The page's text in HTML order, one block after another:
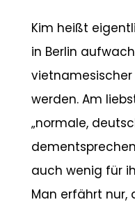
Kim heißt
in Berlin
werden. Am
„normale,
auch wenig für
Man erfährt nur,